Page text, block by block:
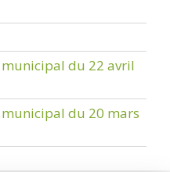
du 22 avril
du 20 mars